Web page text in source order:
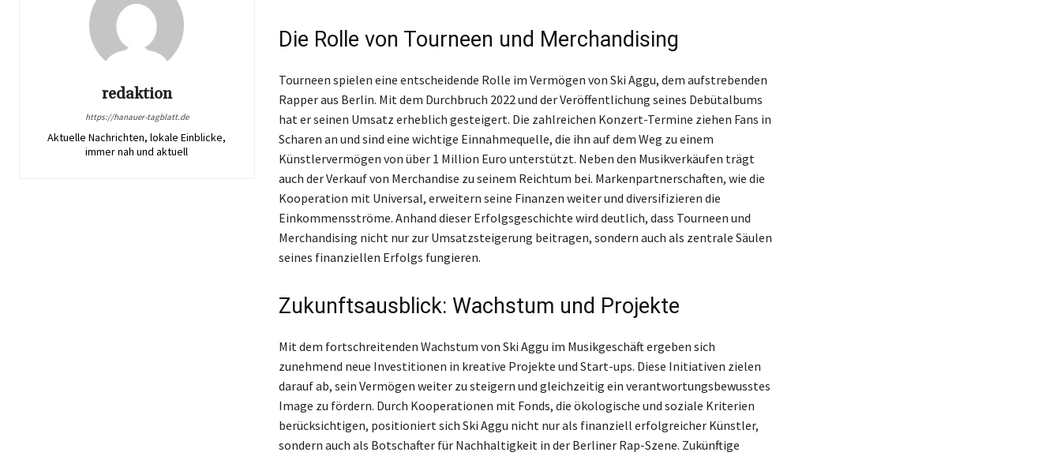
redaktion
https://hanauer-tagblatt.de
Aktuelle Nachrichten, lokale Einblicke,
immer nah und aktuell
Die Rolle von Tourneen und Merchandising
Tourneen spielen eine entscheidende Rolle im Vermögen von Ski Aggu, dem aufstrebenden
Rapper aus Berlin. Mit dem Durchbruch 2022 und der Veröffentlichung seines Debütalbums
hat er seinen Umsatz erheblich gesteigert. Die zahlreichen Konzert-Termine ziehen Fans in
Scharen an und sind eine wichtige Einnahmequelle, die ihn auf dem Weg zu einem
Künstlervermögen von über 1 Million Euro unterstützt. Neben den Musikverkäufen trägt
auch der Verkauf von Merchandise zu seinem Reichtum bei. Markenpartnerschaften, wie die
Kooperation mit Universal, erweitern seine Finanzen weiter und diversifizieren die
Einkommensströme. Anhand dieser Erfolgsgeschichte wird deutlich, dass Tourneen und
Merchandising nicht nur zur Umsatzsteigerung beitragen, sondern auch als zentrale Säulen
seines finanziellen Erfolgs fungieren.
Zukunftsausblick: Wachstum und Projekte
Mit dem fortschreitenden Wachstum von Ski Aggu im Musikgeschäft ergeben sich
zunehmend neue Investitionen in kreative Projekte und Start-ups. Diese Initiativen zielen
darauf ab, sein Vermögen weiter zu steigern und gleichzeitig ein verantwortungsbewusstes
Image zu fördern. Durch Kooperationen mit Fonds, die ökologische und soziale Kriterien
berücksichtigen, positioniert sich Ski Aggu nicht nur als finanziell erfolgreicher Künstler,
sondern auch als Botschafter für Nachhaltigkeit in der Berliner Rap-Szene. Zukünftige